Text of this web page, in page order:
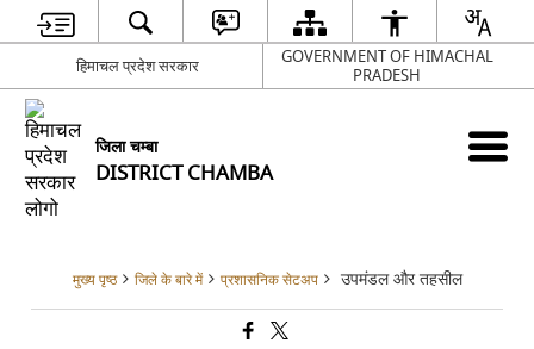
हिमाचल प्रदेश सरकार
GOVERNMENT OF HIMACHAL
PRADESH
जिला चम्बा
DISTRICT CHAMBA
मुख्य पृष्ठ जिले के बारे में प्रशासनिक सेटअप उपमंडल और तहसील